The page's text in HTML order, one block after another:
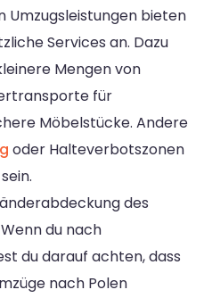
Umzugsleistungen bieten
Services an. Dazu
Mengen von
für
Möbelstücke. Andere
oder Halteverbotszonen
des
du nach
du darauf achten, dass
nach Polen